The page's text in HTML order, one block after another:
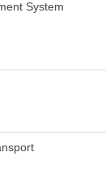
System